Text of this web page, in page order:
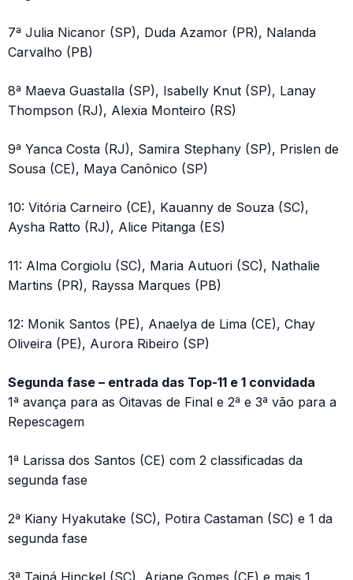
7ª Julia Nicanor (SP), Duda Azamor (PR), Nalanda
Carvalho (PB)
8ª Maeva Guastalla (SP), Isabelly Knut (SP), Lanay
Thompson (RJ), Alexia Monteiro (RS)
9ª Yanca Costa (RJ), Samira Stephany (SP), Prislen de
Sousa (CE), Maya Canônico (SP)
10: Vitória Carneiro (CE), Kauanny de Souza (SC),
Aysha Ratto (RJ), Alice Pitanga (ES)
11: Alma Corgiolu (SC), Maria Autuori (SC), Nathalie
Martins (PR), Rayssa Marques (PB)
12: Monik Santos (PE), Anaelya de Lima (CE), Chay
Oliveira (PE), Aurora Ribeiro (SP)
Segunda fase – entrada das Top-11 e 1 convidada
1ª avança para as Oitavas de Final e 2ª e 3ª vão para a
Repescagem
1ª Larissa dos Santos (CE) com 2 classificadas da
segunda fase
2ª Kiany Hyakutake (SC), Potira Castaman (SC) e 1 da
segunda fase